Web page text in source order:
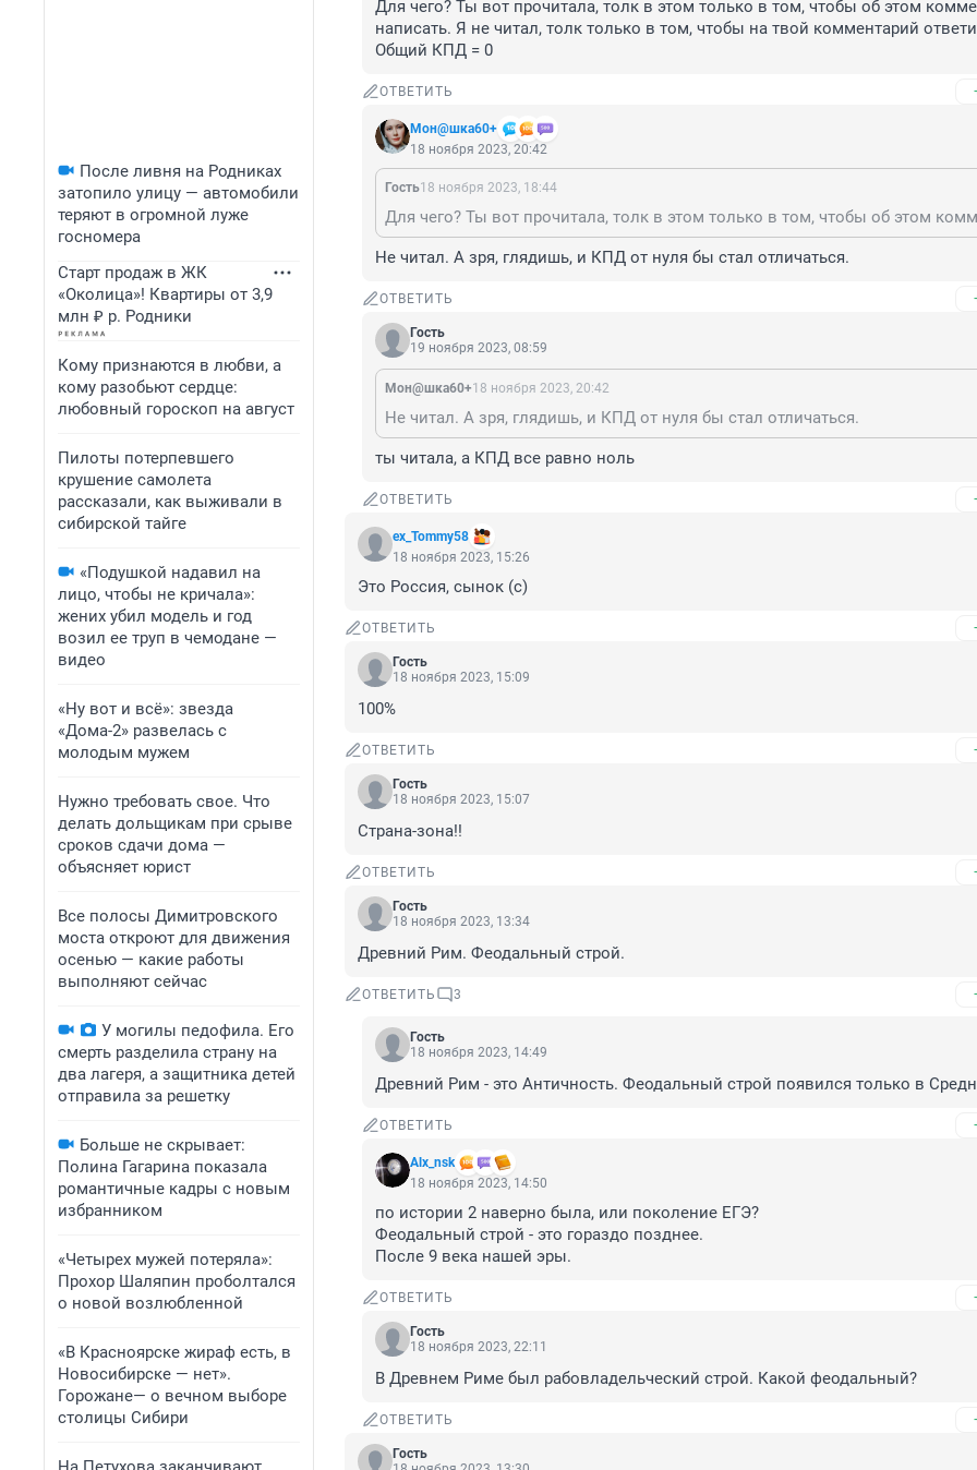
После ливня на Родниках
затопило улицу — автомобили
теряют в огромной луже
госномера
Старт продаж в ЖК
«Околица»! Квартиры от 3,9
млн ₽ р. Родники
Кому признаются в любви, а
кому разобьют сердце:
любовный гороскоп на август
Пилоты потерпевшего
крушение самолета
рассказали, как выживали в
сибирской тайге
«Подушкой надавил на
лицо, чтобы не кричала»:
жених убил модель и год
возил ее труп в чемодане —
видео
«Ну вот и всё»: звезда
«Дома-2» развелась с
молодым мужем
Нужно требовать свое. Что
делать дольщикам при срыве
сроков сдачи дома —
объясняет юрист
Все полосы Димитровского
моста откроют для движения
осенью — какие работы
выполняют сейчас
У могилы педофила. Его
смерть разделила страну на
два лагеря, а защитника детей
отправила за решетку
Больше не скрывает:
Полина Гагарина показала
романтичные кадры с новым
избранником
«Четырех мужей потеряла»:
Прохор Шаляпин проболтался
о новой возлюбленной
«В Красноярске жираф есть, в
Новосибирске — нет».
Горожане— о вечном выборе
столицы Сибири
Для чего? Ты вот прочитала, толк в этом только в том, чтобы об этом
написать. Я не читал, толк только в том, чтобы на твой комментарий
Общий КПД = 0
ОТВЕТИТЬ
Мон@шка60+
18 ноября 2023, 20:42
Гость18 ноября 2023, 18:44
Не читал. А зря, глядишь, и КПД от нуля бы стал отличаться.
ОТВЕТИТЬ
Гость
19 ноября 2023, 08:59
Мон@шка60+18 ноября 2023, 20:42
Не читал. А зря, глядишь, и КПД от нуля бы стал отличаться.
ты читала, а КПД все равно ноль
ОТВЕТИТЬ
ex_Tommy58
18 ноября 2023, 15:26
Это Россия, сынок (с)
ОТВЕТИТЬ
Гость
18 ноября 2023, 15:09
100%
ОТВЕТИТЬ
Гость
18 ноября 2023, 15:07
Страна-зона!!
ОТВЕТИТЬ
Гость
18 ноября 2023, 13:34
Древний Рим. Феодальный строй.
ОТВЕТИТЬ 3
Гость
18 ноября 2023, 14:49
Древний Рим - это Античность. Феодальный строй появился только в
ОТВЕТИТЬ
Alx_nsk
18 ноября 2023, 14:50
по истории 2 наверно была, или поколение ЕГЭ?
Феодальный строй - это гораздо позднее.
После 9 века нашей эры.
ОТВЕТИТЬ
Гость
18 ноября 2023, 22:11
В Древнем Риме был рабовладельческий строй. Какой феодальный?
ОТВЕТИТЬ
Гость